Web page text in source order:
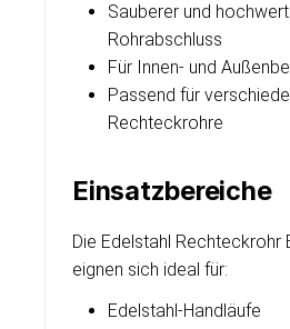
Sauberer und
Rohrabschluss
Für Innen- und
Passend für
Rechteckrohre
Einsatzbereiche
Die Edelstahl Rechteckrohr
eignen sich ideal für:
Edelstahl-Handläufe